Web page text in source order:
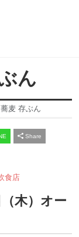
ん
蕎麦 存ぶん
Share
食店
木）オー